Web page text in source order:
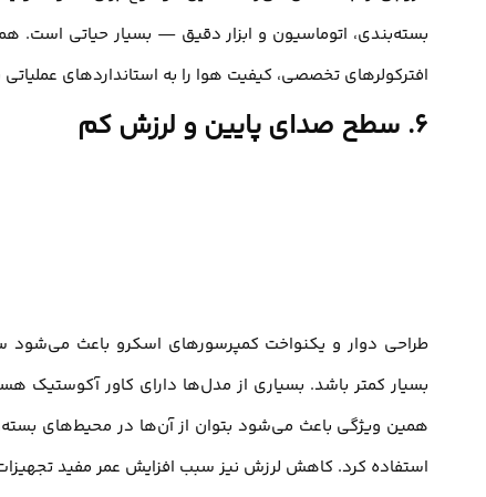
بسته‌بندی، اتوماسیون و ابزار دقیق — بسیار حیاتی است.
افترکولرهای تخصصی، کیفیت هوا را به استانداردهای عملیاتی
۶. سطح صدای پایین و لرزش کم
طراحی دوار و یکنواخت کمپرسورهای اسکرو باعث
بسیار کمتر باشد. بسیاری از مدل‌ها دارای کاور
همین ویژگی باعث می‌شود بتوان از آن‌ها در محیط‌های
استفاده کرد. کاهش لرزش نیز سبب افزایش عمر مفید